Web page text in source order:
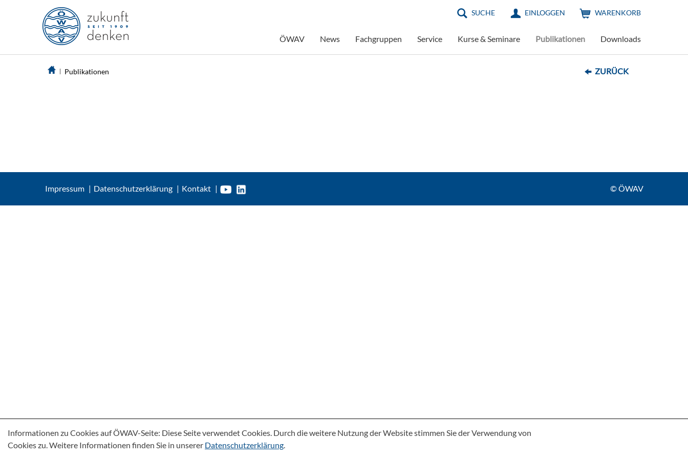
SUCHE EINLOGGEN WARENKORB
ÖWAV News Fachgruppen Service Kurse & Seminare Publikationen Downloads
Publikationen ZURÜCK
Impressum Datenschutzerklärung Kontakt © ÖWAV
Informationen zu Cookies auf ÖWAV-Seite: Diese Seite verwendet Cookies. Durch die weitere Nutzung der Website stimmen Sie der Verwendung von
Cookies zu. Weitere Informationen finden Sie in unserer Datenschutzerklärung.